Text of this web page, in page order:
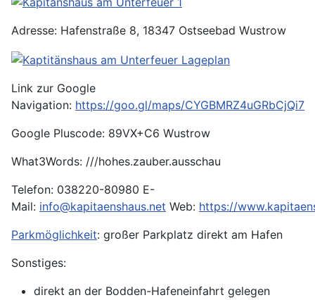
Adresse: Hafenstraße 8, 18347 Ostseebad Wustrow
Link zur Google
Navigation: https://goo.gl/maps/CYGBMRZ4uGRbCjQi7
Google Pluscode: 89VX+C6 Wustrow
What3Words: ///hohes.zauber.ausschau
Telefon: 038220-80980 E-
Mail: info@kapitaenshaus.net Web: https://
Parkmöglichkeit: großer Parkplatz direkt am Hafen
Sonstiges:
direkt an der Bodden-Hafeneinfahrt gelegen